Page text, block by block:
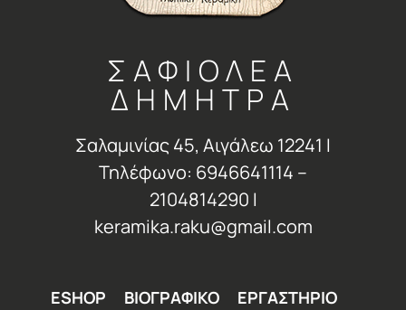
ΣΑΦΙΟΛΕΑ
ΔΗΜΗΤΡΑ
Σαλαμινίας 45, Αιγάλεω 12241 Ι
Τηλέφωνο: 6946641114 –
2104814290 Ι
keramika.raku@gmail.com
ESHOP ΒΙΟΓΡΑΦΙΚΟ
ΕΡΓΑΣΤΗΡΙΟ